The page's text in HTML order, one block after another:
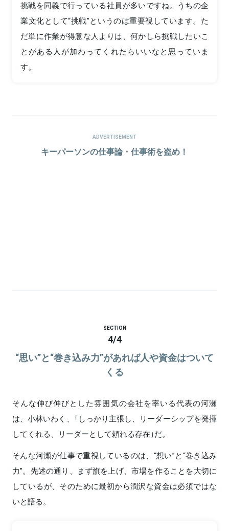
挑戦を同義で行っている社員が多いですね。うちの企
業文化として“挑戦”というのは重要視しています。た
だ単に作業が得意な人よりは、何かしら挑戦したいこ
とがある人が加わってくれたらいいなと思っていま
す。
ADVERTISEMENT
キーパーソンの仕事論・仕事術を盗め！
SECTION
4/4
“思い”と“巻き込み力”があれば人や資金はついて
くる
そんな伸び伸びとした雰囲気の会社を率いる代表の河瀬
は、小林いわく、「しっかり主張し、リーダーシップを発揮
してくれる、リーダーとして頼れる存在」だ。
そんな河瀬が仕事で重視しているのは、“想い”と“巻き込み
力”。先述の通り、まず旗を上げ、市場を作ることを大切に
しているが、そのために最初から潤沢な資金は必須ではな
いと語る。